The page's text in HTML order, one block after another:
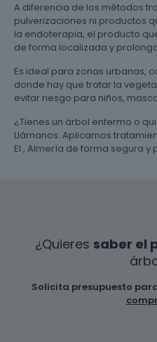
A diferencia de los métodos
pulverizaciones ni productos
la endoterapia, el producto
de forma localizada y
Es ideal para zonas urbanas,
donde hay que tratar la
evitar riesgo para niños,
¿Tienes un árbol enfermo o
Llámanos. Aplicamos
El , Almería de forma segura y
¿Quieres saber el
Solicita presupuesto